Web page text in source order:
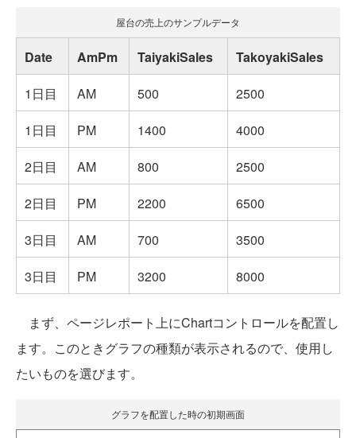
屋台の売上のサンプルデータ
Date AmPm TaiyakiSales
TakoyakiSales
1日目
AM 500
2500
1日目
PM 1400
4000
2日目
AM 800
2500
2日目
PM 2200
6500
3日目
AM 700
3500
3日目
PM 3200 8000
まず、ページレポート上にChartコントロールを配置し
ます。このときグラフの種類が表示されるので、使用し
たいものを選びます。
グラフを配置した時の初期画面